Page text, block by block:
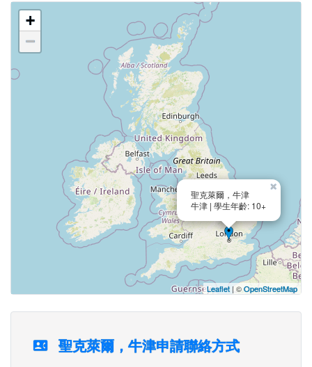
聖克萊爾，牛津
牛津 | 學生年齡: 10+
×
+
−
Leaflet | ©OpenStreetMap
聖克萊爾，牛津申請聯絡方式